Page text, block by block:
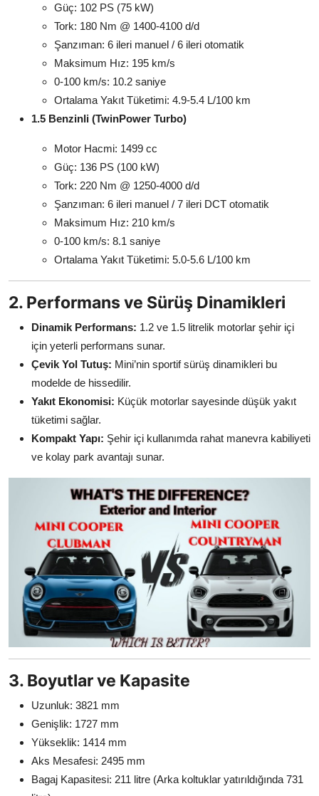
Güç: 102 PS (75 kW)
Tork: 180 Nm @ 1400-4100 d/d
Şanzıman: 6 ileri manuel / 6 ileri otomatik
Maksimum Hız: 195 km/s
0-100 km/s: 10.2 saniye
Ortalama Yakıt Tüketimi: 4.9-5.4 L/100 km
1.5 Benzinli (TwinPower Turbo)
Motor Hacmi: 1499 cc
Güç: 136 PS (100 kW)
Tork: 220 Nm @ 1250-4000 d/d
Şanzıman: 6 ileri manuel / 7 ileri DCT otomatik
Maksimum Hız: 210 km/s
0-100 km/s: 8.1 saniye
Ortalama Yakıt Tüketimi: 5.0-5.6 L/100 km
2. Performans ve Sürüş Dinamikleri
Dinamik Performans: 1.2 ve 1.5 litrelik motorlar şehir içi
için yeterli performans sunar.
Çevik Yol Tutuş: Mini’nin sportif sürüş dinamikleri bu
modelde de hissedilir.
Yakıt Ekonomisi: Küçük motorlar sayesinde düşük yakıt
tüketimi sağlar.
Kompakt Yapı: Şehir içi kullanımda rahat manevra kabiliyeti
ve kolay park avantajı sunar.
3. Boyutlar ve Kapasite
Uzunluk: 3821 mm
Genişlik: 1727 mm
Yükseklik: 1414 mm
Aks Mesafesi: 2495 mm
Bagaj Kapasitesi: 211 litre (Arka koltuklar yatırıldığında 731